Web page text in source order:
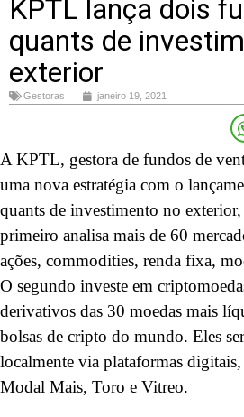
KPTL lança dois
quants de
exterior
Gestoras janeiro 19, 2021
A KPTL, gestora de fundos de
uma nova estratégia com o
quants de investimento no
primeiro analisa mais de 60
ações, commodities, renda fixa,
O segundo investe em
derivativos das 30 moedas mais
bolsas de cripto do mundo. Eles
localmente via plataformas
Modal Mais, Toro e Vitreo.